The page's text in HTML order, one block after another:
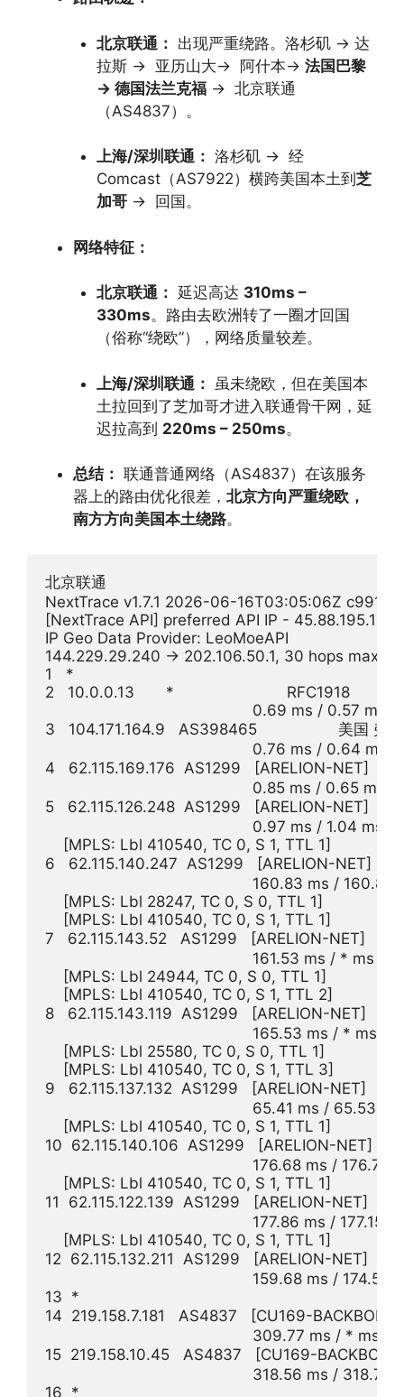
北京联通： 出现严重绕路。洛杉矶 → 达
拉斯 → 亚历山大→ 阿什本→ 法国巴黎
→ 德国法兰克福 → 北京联通
（AS4837）。
上海/深圳联通： 洛杉矶 → 经
Comcast（AS7922）横跨美国本土到 芝
加哥 → 回国。
网络特征：
北京联通： 延迟高达 310ms –
330ms。路由去欧洲转了一圈才回国
（俗称“绕欧”），网络质量较差。
上海/深圳联通：
虽未绕欧，但在美国本
土拉回到了芝加哥才进入联通骨干网，延
迟拉高到 220ms – 250ms。
总结： 联通普通网络（AS4837）在该服务
器上的路由优化很差， 北京方向严重绕欧，
南方方向美国本土绕路。
北京联通
NextTrace v1.7.1 2026-06-16T03:05:06Z
[NextTrace API] preferred API IP - 45.88.195.154
IP Geo Data Provider: LeoMoeAPI
144.229.29.240 -> 202.106.50.1, 30 hops max,
1   *
2   10.0.0.13       *                         RFC1918
0.69 ms / 0.57
3   104.171.164.9   AS398465                  美国 弗
0.76 ms / 0.64
4   62.115.169.176  AS1299   [ARELION-NET]
0.85 ms / 0.65
5   62.115.126.248  AS1299   [ARELION-NET]
0.97 ms / 1.04
    [MPLS: Lbl 410540, TC 0, S 1, TTL 1]
6   62.115.140.247  AS1299   [ARELION-NET]
160.83 ms /
    [MPLS: Lbl 28247, TC 0, S 0, TTL 1]
    [MPLS: Lbl 410540, TC 0, S 1, TTL 1]
7   62.115.143.52   AS1299   [ARELION-NET]
161.53 ms / * ms /
    [MPLS: Lbl 24944, TC 0, S 0, TTL 1]
    [MPLS: Lbl 410540, TC 0, S 1, TTL 2]
8   62.115.143.119  AS1299   [ARELION-NET]
165.53 ms / * ms /
    [MPLS: Lbl 25580, TC 0, S 0, TTL 1]
    [MPLS: Lbl 410540, TC 0, S 1, TTL 3]
9   62.115.137.132  AS1299   [ARELION-NET]
65.41 ms / 65.53
    [MPLS: Lbl 410540, TC 0, S 1, TTL 1]
10  62.115.140.106  AS1299   [ARELION-NET]
176.68 ms /
    [MPLS: Lbl 410540, TC 0, S 1, TTL 1]
11  62.115.122.139  AS1299   [ARELION-NET]
177.86 ms /
    [MPLS: Lbl 410540, TC 0, S 1, TTL 1]
12  62.115.132.211  AS1299   [ARELION-NET]
159.68 ms /
13  *
14  219.158.7.181   AS4837   [CU169-
309.77 ms / * ms /
15  219.158.10.45   AS4837   [CU169-
318.56 ms /
16  *